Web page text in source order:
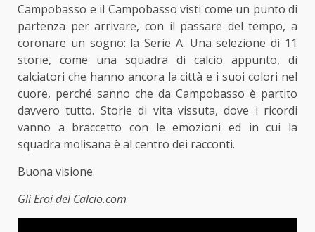
Campobasso e il Campobasso visti come un punto di
partenza per arrivare, con il passare del tempo, a
coronare un sogno: la Serie A. Una selezione di 11
storie, come una squadra di calcio appunto, di
calciatori che hanno ancora la città e i suoi colori nel
cuore, perché sanno che da Campobasso è partito
davvero tutto. Storie di vita vissuta, dove i ricordi
vanno a braccetto con le emozioni ed in cui la
squadra molisana è al centro dei racconti.
Buona visione.
Gli Eroi del Calcio.com